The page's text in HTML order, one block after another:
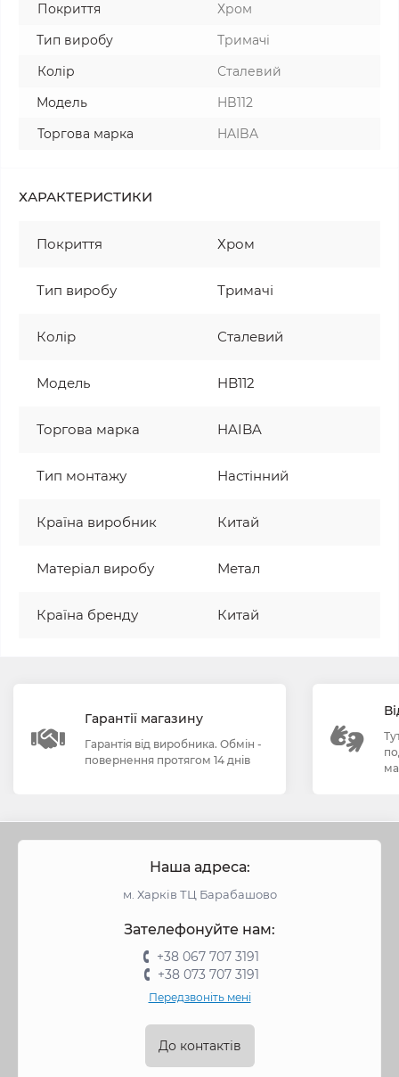
Покриття
Хром
Тип виробу
Тримачі
Колір
Сталевий
Модель
HB112
Торгова марка
HAIBA
ХАРАКТЕРИСТИКИ
Покриття Хром
Тип виробу Тримачі
Колір Сталевий
Модель HB112
Торгова марка HAIBA
Тип монтажу Настінний
Країна виробник Китай
Матеріал виробу Метал
Країна бренду Китай
Гарантії магазину
Гарантія від виробника. Обмін -
повернення протягом 14 днів
Наша адреса:
м. Харків ТЦ Барабашово
Зателефонуйте нам:
+38 067 707 3191
+38 073 707 3191
Передзвоніть мені
До контактів